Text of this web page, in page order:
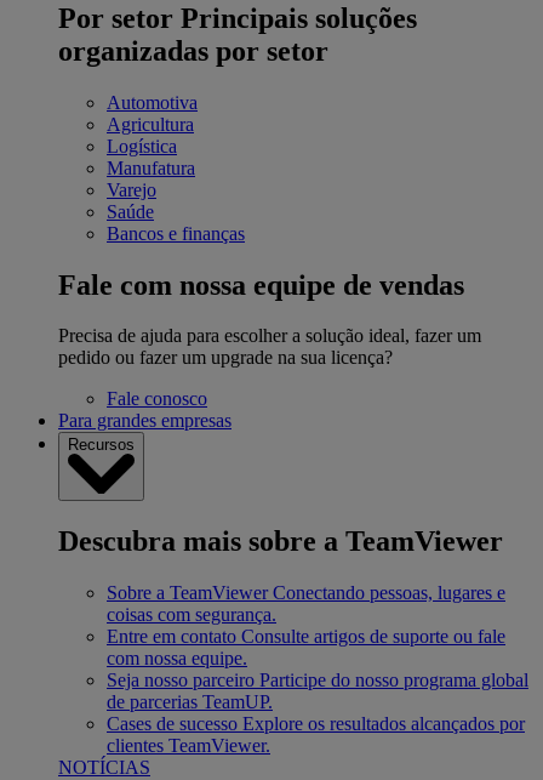
Por setor Principais soluções
organizadas por setor
Automotiva
Agricultura
Logística
Manufatura
Varejo
Saúde
Bancos e finanças
Fale com nossa equipe de vendas
Precisa de ajuda para escolher a solução ideal, fazer um
pedido ou fazer um upgrade na sua licença?
Fale conosco
Para grandes empresas
Recursos
Descubra mais sobre a TeamViewer
Sobre a TeamViewer Conectando pessoas, lugares e
coisas com segurança.
Entre em contato Consulte artigos de suporte ou fale
com nossa equipe.
Seja nosso parceiro Participe do nosso programa global
de parcerias TeamUP.
Cases de sucesso Explore os resultados alcançados por
clientes TeamViewer.
NOTÍCIAS